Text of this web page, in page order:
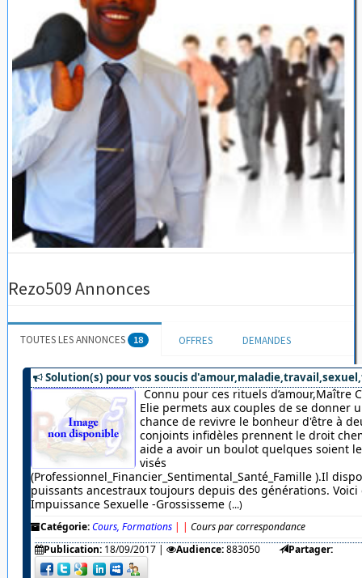
Rezo509 Annonces
TOUTES LES ANNONCES 18 OFFRES DEMANDES
Solution(s) pour vos soucis
Connu pour ces rituels d’amour,Maître
Elie permets aux couples de se donner
chance de revivre le bonheur d'être à
conjoints infidèles prennent le droit
aide a avoir un boulot quelques soient
visés
(Professionnel_Financier_Sentimental_Santé_Famille ).Il
puissants ancestraux toujours depuis des générations. Voici
Impuissance Sexuelle -Grossisseme (...)
Catégorie:Cours, Formations | | Cours par correspondance
Publication: 18/09/2017| Audience:883050 Partager: